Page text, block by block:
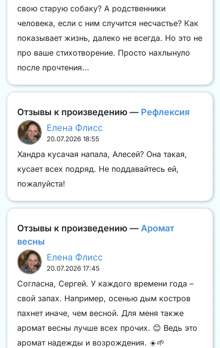
свою старую собаку? А родственники
человека, если с ним случится несчастье? Как
показывает жизнь, далеко не всегда. Но это не
про ваше стихотворение. Просто нахлынуло
после прочтения...
Отзывы к произведению — Рефлексия
Елена Флисс
20.07.2026 18:55
Хандра кусачая напала, Алесей? Она такая,
кусает всех подряд. Не поддавайтесь ей,
пожалуйста!
Отзывы к произведению — Аромат
весны
Елена Флисс
20.07.2026 17:45
Согласна, Сергей. У каждого времени года –
свой запах. Например, осенью дым костров
пахнет иначе, чем весной. Для меня также
аромат весны лучше всех прочих. 😊 Ведь это
аромат надежды и возрождения. ☀️🌱